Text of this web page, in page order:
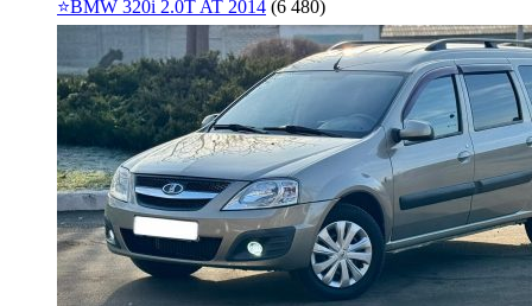
⭐️BMW 320i 2.0T AT 2014 (6 480)